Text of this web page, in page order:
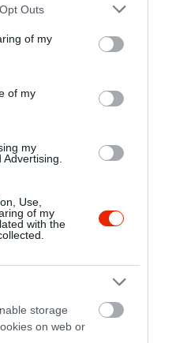
uses one or more Google
You may click to
and its third-party tags to
purposes in below Google
Outs
of my
of my
my
Use,
of my
with the
storage
on web or
nélkülözhetetlenek a
alkalmas (25-30
lebonyolítására.
körülvett
jéghideg csapolt
üdítőitalokkal, forró
frappé-val, fagylalttal
timeline/
vagy a tulajdonos?